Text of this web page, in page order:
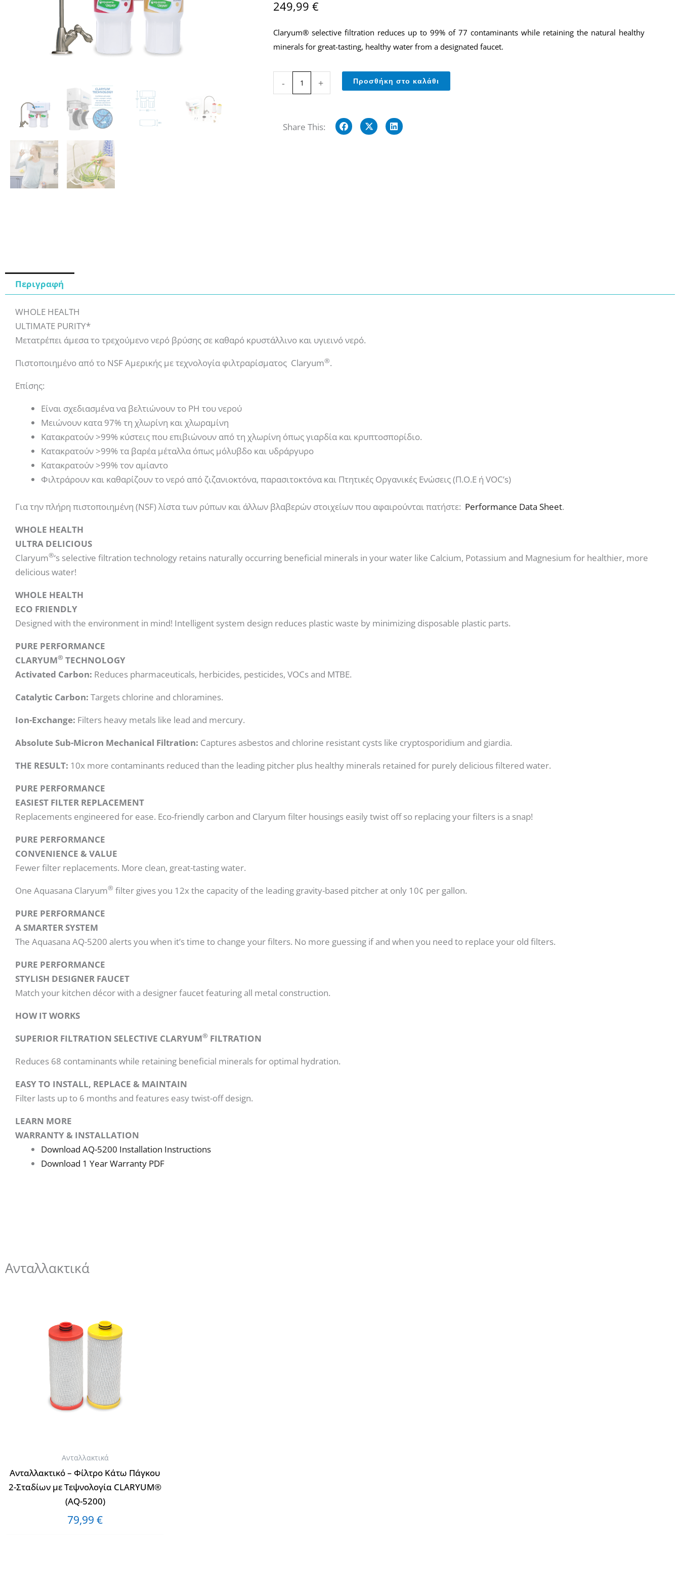
249,99€
Claryum® selective filtration reduces up to 99% of 77 contaminants while retaining the natural healthy
minerals for great-tasting, healthy water from a designated faucet.
-
Φίλτρο
κάτω-
+ Προσθήκη στο καλάθι
Share This:
Περιγραφή
WHOLE HEALTH
ULTIMATE PURITY*
Μετατρέπει άμεσα το τρεχούμενο νερό βρύσης σε καθαρό κρυστάλλινο και υγιεινό νερό.
Πιστοποιημένο από το NSF Αμερικής με τεχνολογία φιλτραρίσματος Claryum®.
Επίσης:
Είναι σχεδιασμένα να βελτιώνουν το PH του νερού
Μειώνουν κατα 97% τη χλωρίνη και χλωραμίνη
Κατακρατούν >99% κύστεις που επιβιώνουν από τη χλωρίνη όπως γιαρδία και κρυπτοσπορίδιο.
Κατακρατούν >99% τα βαρέα μέταλλα όπως μόλυβδο και υδράργυρο
Κατακρατούν >99% τον αμίαντο
Φιλτράρουν και καθαρίζουν το νερό από ζιζανιοκτόνα, παρασιτοκτόνα και Πτητικές Οργανικές Ενώσεις (Π.Ο.Ε ή VOC’s)
Για την πλήρη πιστοποιημένη (NSF) λίστα των ρύπων και άλλων βλαβερών στοιχείων που αφαιρούνται πατήστε: Performance Data Sheet.
WHOLE HEALTH
ULTRA DELICIOUS
Claryum®‘s selective filtration technology retains naturally occurring beneficial minerals in your water like Calcium, Potassium and Magnesium for healthier, more
delicious water!
WHOLE HEALTH
ECO FRIENDLY
Designed with the environment in mind! Intelligent system design reduces plastic waste by minimizing disposable plastic parts.
PURE PERFORMANCE
CLARYUM® TECHNOLOGY
Activated Carbon: Reduces pharmaceuticals, herbicides, pesticides, VOCs and MTBE.
Catalytic Carbon: Targets chlorine and chloramines.
Ion-Exchange: Filters heavy metals like lead and mercury.
Absolute Sub-Micron Mechanical Filtration: Captures asbestos and chlorine resistant cysts like cryptosporidium and giardia.
THE RESULT: 10x more contaminants reduced than the leading pitcher plus healthy minerals retained for purely delicious filtered water.
PURE PERFORMANCE
EASIEST FILTER REPLACEMENT
Replacements engineered for ease. Eco-friendly carbon and Claryum filter housings easily twist off so replacing your filters is a snap!
PURE PERFORMANCE
CONVENIENCE & VALUE
Fewer filter replacements. More clean, great-tasting water.
One Aquasana Claryum® filter gives you 12x the capacity of the leading gravity-based pitcher at only 10¢ per gallon.
PURE PERFORMANCE
A SMARTER SYSTEM
The Aquasana AQ-5200 alerts you when it’s time to change your filters. No more guessing if and when you need to replace your old filters.
PURE PERFORMANCE
STYLISH DESIGNER FAUCET
Match your kitchen décor with a designer faucet featuring all metal construction.
HOW IT WORKS
SUPERIOR FILTRATION SELECTIVE CLARYUM® FILTRATION
Reduces 68 contaminants while retaining beneficial minerals for optimal hydration.
EASY TO INSTALL, REPLACE & MAINTAIN
Filter lasts up to 6 months and features easy twist-off design.
LEARN MORE
WARRANTY & INSTALLATION
Download AQ-5200 Installation Instructions
Download 1 Year Warranty PDF
Ανταλλακτικά
Ανταλλακτικά
Ανταλλακτικό – Φίλτρο Κάτω Πάγκου
2-Σταδίων με Τεψνολογία CLARYUM®
(AQ-5200)
79,99 €